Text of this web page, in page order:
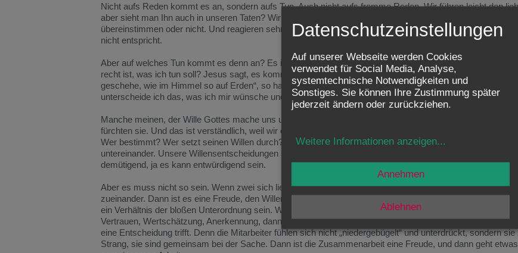
Nicht aufs Reden kommt es an, sondern aufs Tun. Auch nicht aufs fromme Reden. Wir führen leicht den
aber sieht man Ihn auch in unseren Taten? Wir spüren meist recht genau – bei den anderen! – ob ihre
übereinstimmen oder nicht. Und reagieren sehr allergisch auf Schönrednerei, wenn das Leben dem
nicht entspricht.
Aber auf welches Tun kommt es denn an? Es ist ja gar nicht so einfach, das Richtige zu tun. Woher weiß
recht ist, was ich tun soll? Jesus sagt, es komme darauf an, „den Willen meines Vaters im Himmel zu
geschehe, wie im Himmel so auf Erden“, so hat Jesus uns zu beten gelehrt. Woher weiß ich aber, was Gott
unterscheide ich das, was ich mir wünsche und vorstelle von dem, was Gott von mir erwartet?
Manche meinen, der Wille Gottes mache uns unfrei, sei wie eine Art Diktat. Wenn Gott bestimmt, habe ich
fürchten sie. Und das ist verständlich, weil wir es oft zwischen uns Menschen so erleben. Wer hat in einer
Wer bestimmt? Wer setzt seinen Willen durch? Wer muss nachgeben, weil der andere sich behauptet? So
untereinander. Unsere Willensentscheidungen sind oft in Konkurrenz zueinander. Dann ist das Gehorchen
demütigend, ja es kann entwürdigend sein.
Aber es muss nicht so sein. Wenn zwei sich lieben, wenn sie eine echte Freundschaft pflegen, dann finden
zueinander. Dann ist es eine Freude, den Willen des anderen zu tun. Und auch zwischen „Chef“ und
ein Verhältnis der bloßen Unterordnung sein. Wenn zwischen dem Chef und seinen Leuten ein gutes
Vertrauen, Wertschätzung, Anerkennung, dann ist es für die Mitarbeiter auch nicht schwer, dem Chef zu
eine Entscheidung trifft. Denn die Mitarbeiter fühlen sich nicht „niedergebügelt“ und unterdrückt, sondern
Strang, sie sind gemeinsam bei der Sache. Dann ist die Zusammenarbeit eine Freude, und dann geht
Datenschutzeinstellungen
Auf unserer Webseite werden Cookies
verwendet für Social Media, Analyse,
systemtechnische Notwendigkeiten und
Sonstiges. Sie können Ihre Zustimmung später
jederzeit ändern oder zurückziehen.
Weitere Informationen anzeigen...
Ablehnen
Annehmen